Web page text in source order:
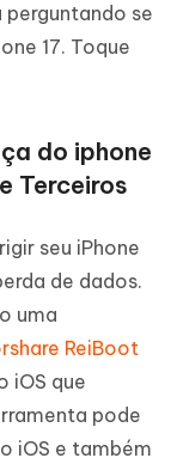
perguntando se
17. Toque
do iphone
Terceiros
seu iPhone
de dados.
uma
ReiBoot
iOS que
pode
iOS e também